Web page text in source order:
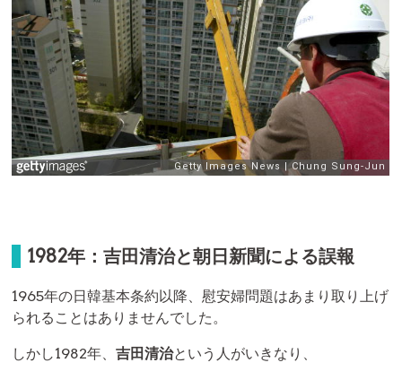
1982年：吉田清治と朝日新聞による誤報
1965年の日韓基本条約以降、慰安婦問題はあまり取り上げ
られることはありませんでした。
しかし1982年、吉田清治という人がいきなり、